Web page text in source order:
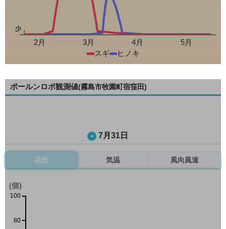
少
2月 3月 4月
5月
スギ
ヒノキ
ポールンロボ観測値(霧島市牧園町宿窪田)
7月31日
花粉 気温 風向風速
(個)
80
100